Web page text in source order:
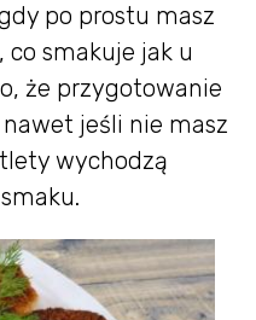
po prostu masz
co smakuje jak u
że przygotowanie
jeśli nie masz
wychodzą